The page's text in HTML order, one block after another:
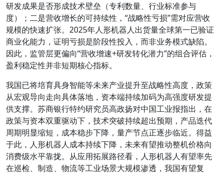
研发成果是否形成技术壁垒（专利数量、行业标准参与
度）；二是营收增长的可持续性，“战略性亏损”需对应营收
规模的快速扩张。2025年人形机器人出货量全球第一已验证
商业化能力，证明亏损是阶段性投入，而非业务模式缺陷。
因此，监管层更偏向“营收增速+研发转化潜力”的组合评估，
盈利稳定性并非短期核心指标。
我国已将培育具身智能等未来产业提升至战略性高度，政策
从宏观导向走向具体落地，资本端持续加码为高强度研发提
供支撑。苏商银行特约研究员高政扬对中国工业报指出，在
政策与资本双重驱动下，技术突破持续超出预期，产品迭代
周期明显缩短，成本稳步下降，量产节点正逐步临近。得益
于此，人形机器人成本持续下降，未来有望推动整机价格向
消费级水平靠拢。从应用拓展路径看，人形机器人有望率先
在巡检、制造、物流等工业场景大规模渗透，我国有望复